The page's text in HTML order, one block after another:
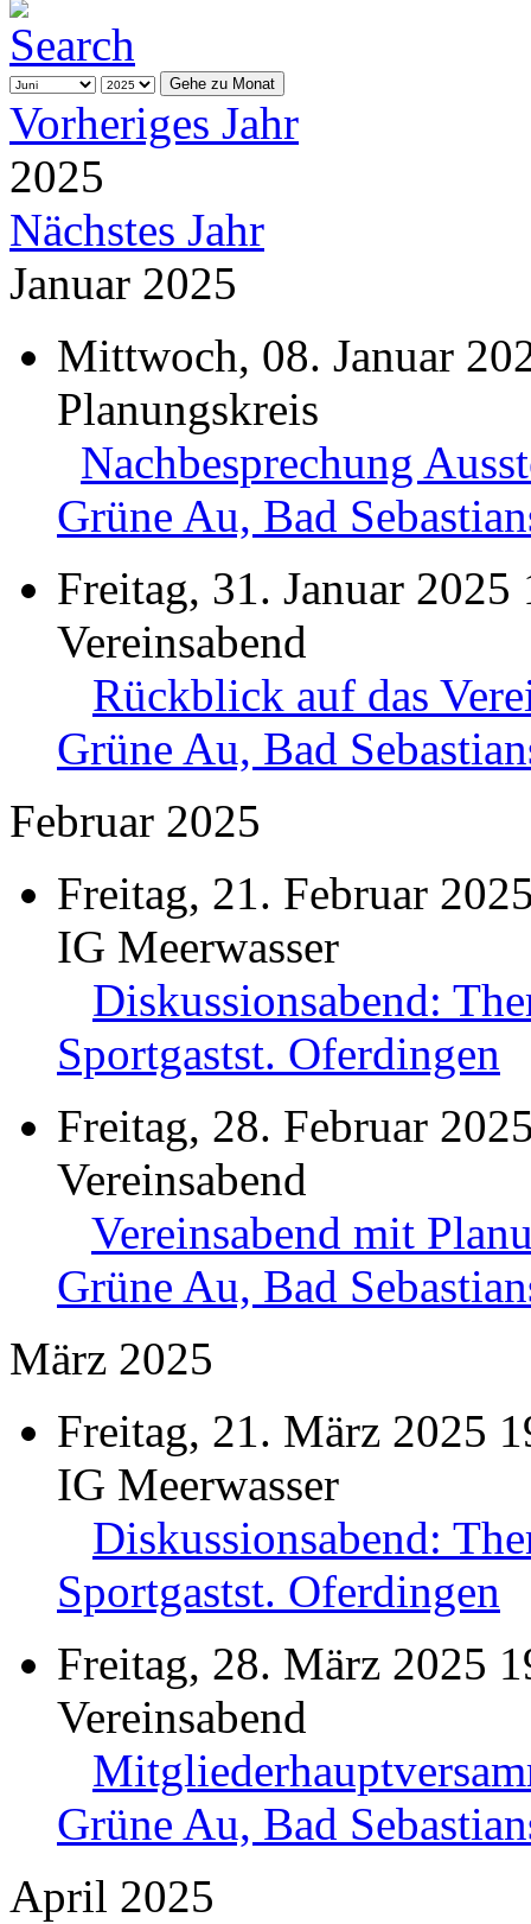
Gehe zu Monat
Vorheriges Jahr
2025
Nächstes Jahr
Januar 2025
Mittwoch, 08. Januar
Planungskreis
Nachbesprechung
Grüne Au, Bad
Freitag, 31. Januar 2025
Vereinsabend
Rückblick auf das
Grüne Au, Bad
Februar 2025
Freitag, 21. Februar
IG Meerwasser
Diskussionsabend:
Sportgastst. Oferdingen
Freitag, 28. Februar
Vereinsabend
Vereinsabend mit
Grüne Au, Bad
März 2025
Freitag, 21. März 2025
IG Meerwasser
Diskussionsabend:
Sportgastst. Oferdingen
Freitag, 28. März 2025
Vereinsabend
Grüne Au, Bad
April 2025